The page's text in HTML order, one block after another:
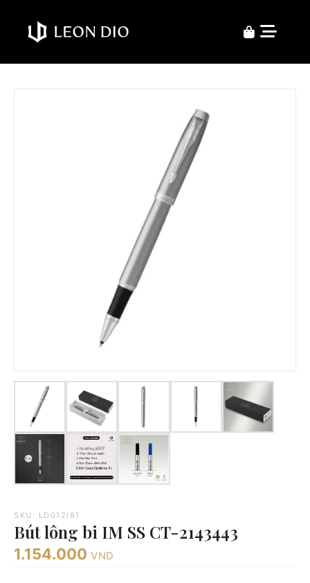
SKU: LD012I81
Bút lông bi IM SS CT-2143443
1.154.000 VND